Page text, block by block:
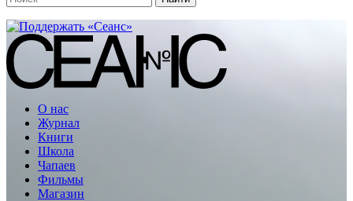
О нас
Журнал
Книги
Школа
Чапаев
Фильмы
Магазин